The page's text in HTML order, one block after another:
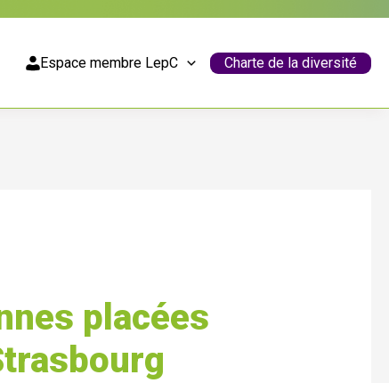
Espace membre LepC Charte de la diversité
placées